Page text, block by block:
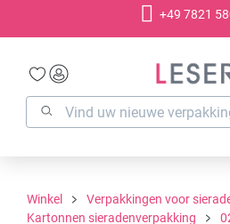
+49 7821
Winkel
Verpakkingen voor
Kartonnen sieradenverpakking